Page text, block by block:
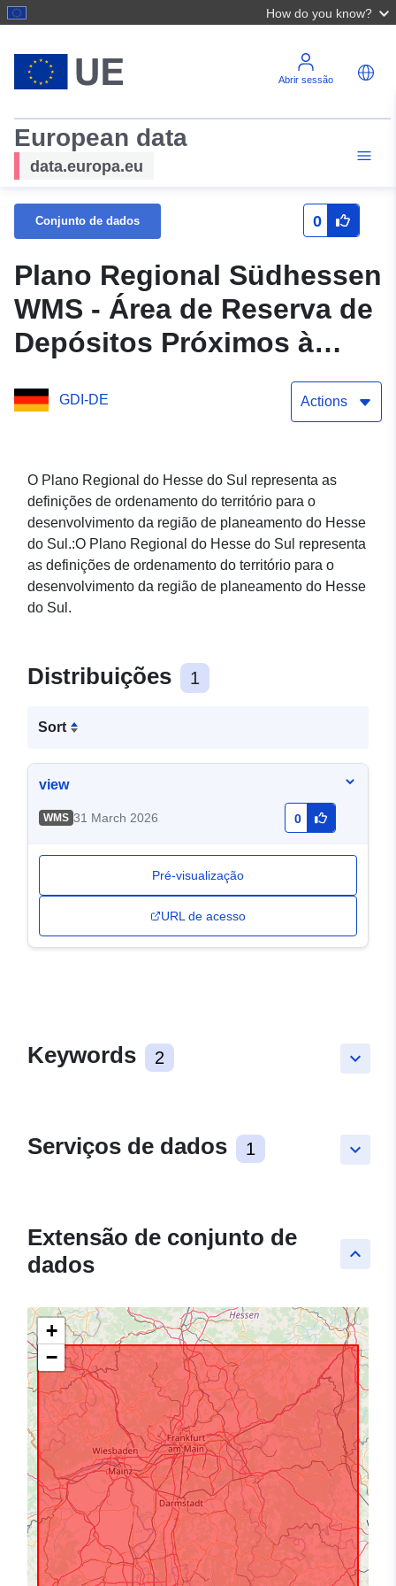
How do you know?
Abrir sessão
European data
data.europa.eu
Conjunto de dados 0
Plano Regional Südhessen
WMS - Área de Reserva de
Depósitos Próximos à
GDI-DE Actions
O Plano Regional do Hesse do Sul representa as
definições de ordenamento do território para o
desenvolvimento da região de planeamento do Hesse
do Sul.:O Plano Regional do Hesse do Sul representa
as definições de ordenamento do território para o
desenvolvimento da região de planeamento do Hesse
do Sul.
Distribuições 1
Sort
view
WMS 31 March 2026 0
Pré-visualização
URL de acesso
keyboard_arrow_down
Keywords 2
keyboard_arrow_down
Serviços de dados 1
keyboard_arrow_up
Extensão de conjunto de
dados
+
−